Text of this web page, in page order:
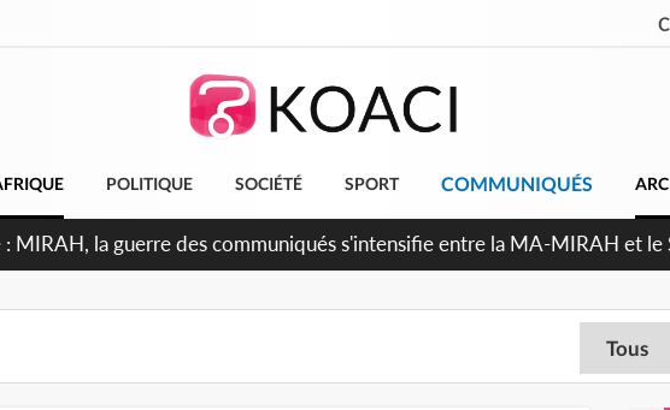
POLITIQUE SOCIÉTÉ SPORT COMMUNIQUÉS
MIRAH, la guerre des communiqués s'intensifie entre la MA-MIRAH et le